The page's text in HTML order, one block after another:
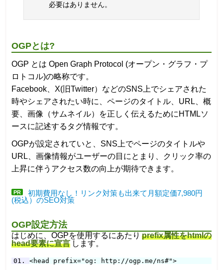
必要はありません。
OGPとは?
OGP とは Open Graph Protocol (オープン・グラフ・プ
ロトコル)の略称です。
Facebook、X(旧Twitter）などのSNS上でシェアされた
時やシェアされたい時に、ページのタイトル、URL、概
要、画像（サムネイル）を正しく伝えるためにHTMLソ
ースに記述するタグ情報です。
OGPが設定されていと、SNS上でページのタイトルや
URL、画像情報がユーザーの目にとまり、クリック率の
上昇に伴うアクセス数の向上が期待できます。
PR
初期費用なし！リンク対策も出来て月額定価7,980円
(税込）のSEO対策
OGP設定方法
はじめに、OGPを使用するにあたり prefix属性をhtmlの
head要素に宣言 します。
<head prefix="og: http://ogp.me/ns#">